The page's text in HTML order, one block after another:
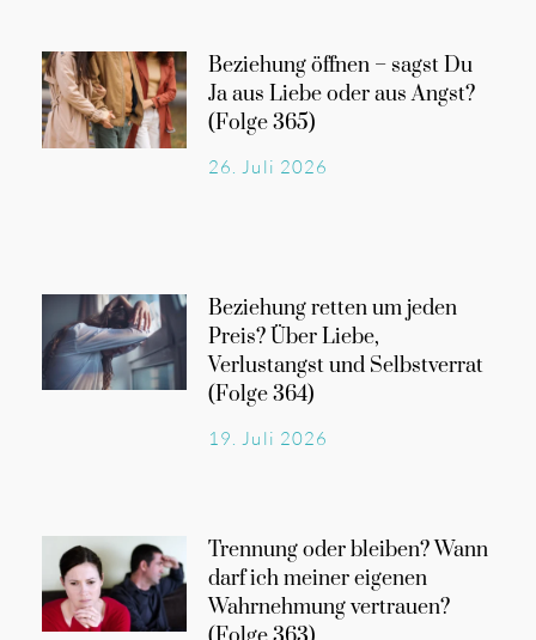
Beziehung öffnen – sagst Du
Ja aus Liebe oder aus Angst?
(Folge 365)
26. Juli 2026
Beziehung retten um jeden
Preis? Über Liebe,
Verlustangst und Selbstverrat
(Folge 364)
19. Juli 2026
Trennung oder bleiben? Wann
darf ich meiner eigenen
Wahrnehmung vertrauen?